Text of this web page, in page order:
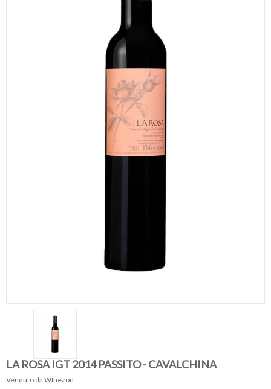
LA ROSA IGT 2014 PASSITO - CAVALCHINA
Venduto da WInezon